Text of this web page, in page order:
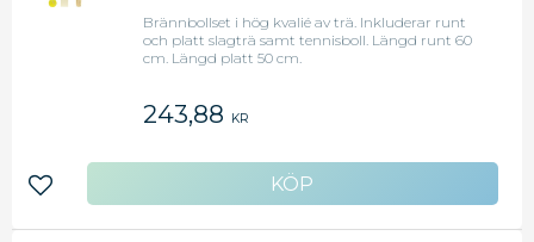
Brännbollset i hög kvalié av trä. Inkluderar runt
och platt slagträ samt tennisboll. Längd runt 60
cm. Längd platt 50 cm.
243,88 KR
Lägg till i favoriter